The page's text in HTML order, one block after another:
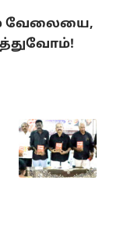
வேலையை,